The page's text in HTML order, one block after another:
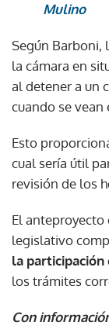
Mulino
Según Barboni,
la cámara en
al detener a un
cuando se vean
Esto
cual sería útil
revisión de los
El anteproyecto
legislativo
la participación
los trámites
Con